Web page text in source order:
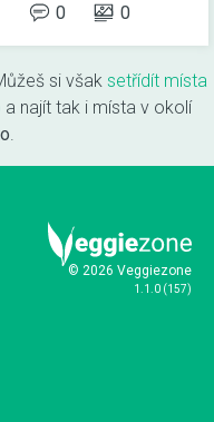
0 0
si však setřídít místa
a najít tak i místa v okolí
.
© 2026 Veggiezone
1.1.0 (157)